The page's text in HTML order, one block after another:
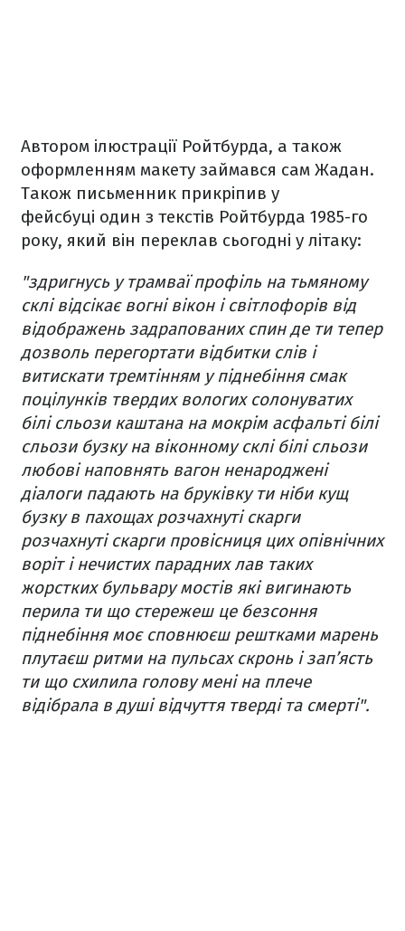
Автором ілюстрації Ройтбурда, а також
оформленням макету займався сам Жадан.
Також письменник прикріпив у
фейсбуці один з текстів Ройтбурда 1985-го
року, який він переклав сьогодні у літаку:
"здригнусь у трамваїпрофіль на тьмяному
склі відсікає вогні вікон і світлофорів від
відображень задрапованихспинде ти тепер
дозволь перегортати відбитки слів і
витискати тремтінням у піднебіння смак
поцілунків твердих вологих солонуватих
білі сльози каштана на мокрім асфальті білі
сльози бузку на віконному склі білісльози
любові наповнять вагон ненароджені
діалоги падають на бруківкути ніби кущ
бузку в пахощах розчахнуті скарги
розчахнуті скаргипровісниця цих опівнічних
воріт і нечистих парадних лав таких
жорстких бульвару мостів які вигинають
перилати що стережеш це безсоння
піднебіння моє сповнюєш рештками марень
плутаєш ритми напульсах скронь і зап’ясть
ти що схилила голову мені на плече
відібрала в душі відчуття тверді та смерті".